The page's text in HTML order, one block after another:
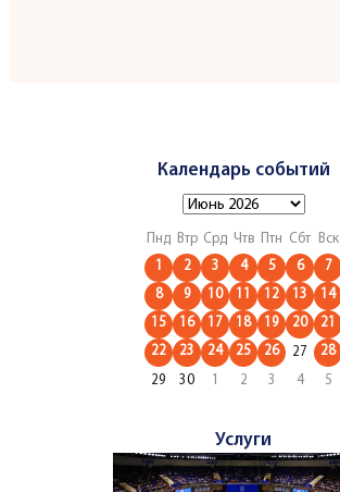
Календарь событий
Пнд Втр Срд Чтв Птн Сбт
Вск
1
2 3 4 5 6
7
8
9 10 11 12 13
14
15
16 17 18 19 20
21
22
23 24 25 26 27 28
29 30 2 3 4 5
Услуги